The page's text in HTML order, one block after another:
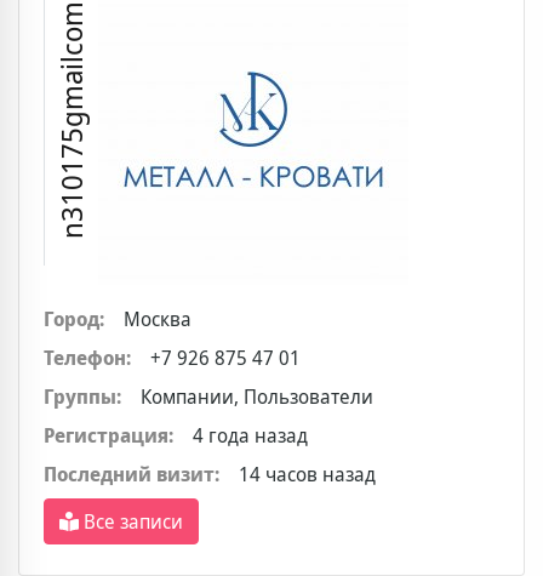
n310175gmailcom
Город:
Москва
Телефон:
+7 926 875 47 01
Группы:
Компании, Пользователи
Регистрация:
4 года назад
Последний визит:
14 часов назад
Все записи